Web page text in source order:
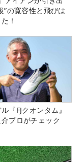
”の寛容性と飛びは
！
『FJクオンタム』
プロがチェック